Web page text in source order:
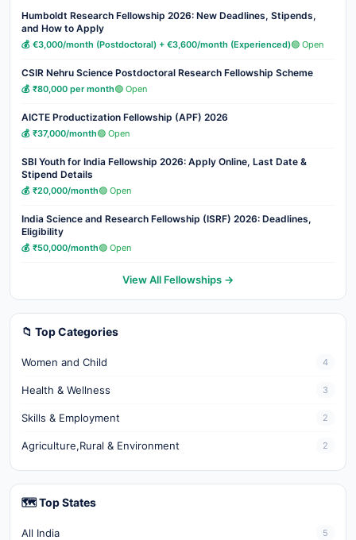
Humboldt Research Fellowship 2026: New Deadlines, Stipends,
and How to Apply
💰 €3,000/month (Postdoctoral) + €3,600/month (Experienced)🟢 Open
CSIR Nehru Science Postdoctoral Research Fellowship Scheme
💰 ₹80,000 per month🟢 Open
AICTE Productization Fellowship (APF) 2026
💰 ₹37,000/month🟢 Open
SBI Youth for India Fellowship 2026: Apply Online, Last Date &
Stipend Details
💰 ₹20,000/month🟢 Open
India Science and Research Fellowship (ISRF) 2026: Deadlines,
Eligibility
💰 ₹50,000/month🟢 Open
View All Fellowships →
📁 Top Categories
Women and Child 4
Health & Wellness 3
Skills & Employment 2
Agriculture,Rural & Environment 2
🗺️ Top States
All India 5